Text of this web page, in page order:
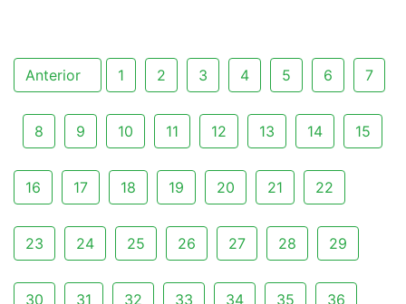
Anterior 1 2 3 4 5 6 7
8 9 10 11 12 13 14 15
16 17 18 19 20 21 22
23 24 25 26 27 28 29
30 31 32 33 34 35 36